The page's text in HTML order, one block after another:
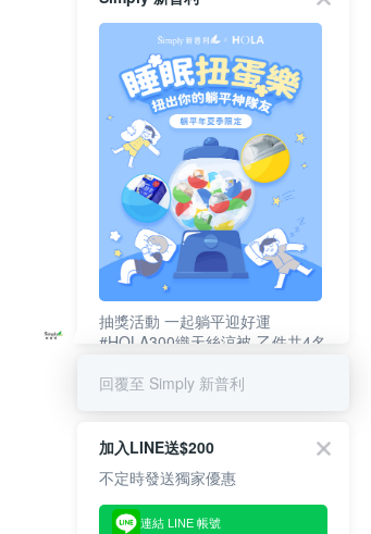
抽獎活動 一起躺平迎好運
#HOLA300織天絲涼被-乙件共4名
回覆至 Simply 新普利
加入LINE送$200
不定時發送獨家優惠
連結 LINE 帳號